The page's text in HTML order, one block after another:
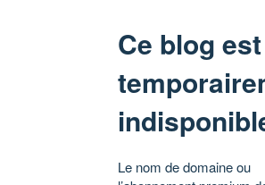
Ce blog est
Le nom de domaine ou